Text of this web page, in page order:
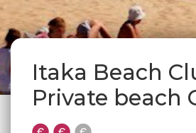
Itaka Beach
Private beach